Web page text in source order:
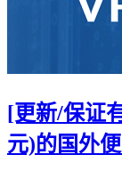
[更新/保证
元)的国外